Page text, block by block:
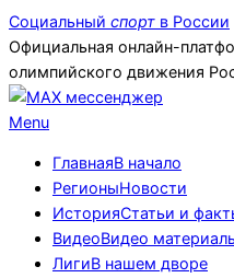
Skip
to
content
Социальный спорт в России
Официальная онлайн-
олимпийского движения
Primary
Menu
Menu
ГлавнаяВ начало
РегионыНовости
ИсторияСтатьи и
ВидеоВидео
ЛигиВ нашем дворе